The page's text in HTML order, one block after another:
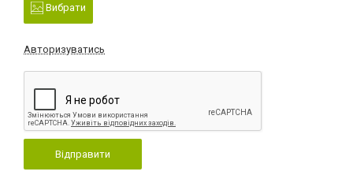
Вибрати
Авторизуватись
Відправити